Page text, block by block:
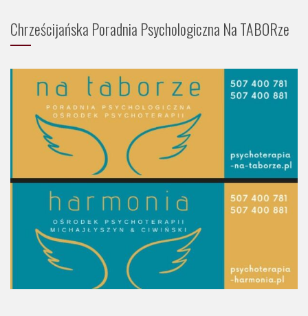
Chrześcijańska Poradnia Psychologiczna Na TABORze